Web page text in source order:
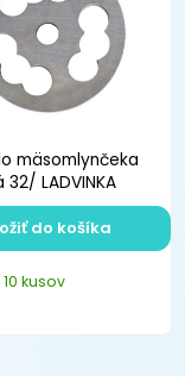
mäsomlynčeka
LADVINKA
kusov
do košíka